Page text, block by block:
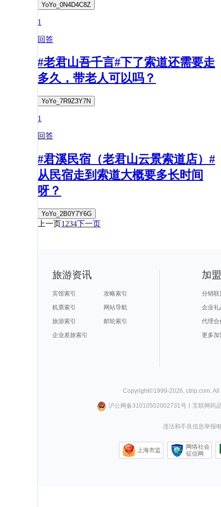
YoYo_0N4D4C8Z
1
回答
#老君山吾千言#下了索道还需要走
多久，带老人可以吗？
YoYo_7R9Z3Y7N
1
回答
#君溪民宿（老君山云景索道店）#
从民宿走到索道大概要多长时间
呀？
YoYo_2B0Y7Y6G
上一页1 234下一页
旅游资讯
宾馆索引
攻略索引
机票索引
网站导航
旅游索引
邮轮索引
企业差旅索引
加
分销联
企业礼
代理合
更多加
Copyright©1999-2026, ctrip.com.
沪公网备31010502002731号丨 互联网药
违法和不良信息举报
上海市监
网络社会
征信网